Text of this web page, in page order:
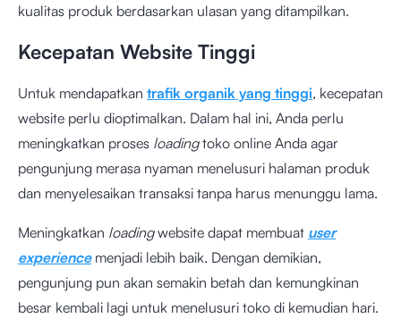
kualitas produk berdasarkan ulasan yang ditampilkan.
Kecepatan Website Tinggi
Untuk mendapatkan trafik organik yang tinggi, kecepatan
website perlu dioptimalkan. Dalam hal ini, Anda perlu
meningkatkan proses loadingtoko online Anda agar
pengunjung merasa nyaman menelusuri halaman produk
dan menyelesaikan transaksi tanpa harus menunggu lama.
Meningkatkan loadingwebsite dapat membuat user
experiencemenjadi lebih baik. Dengan demikian,
pengunjung pun akan semakin betah dan kemungkinan
besar kembali lagi untuk menelusuri toko di kemudian hari.